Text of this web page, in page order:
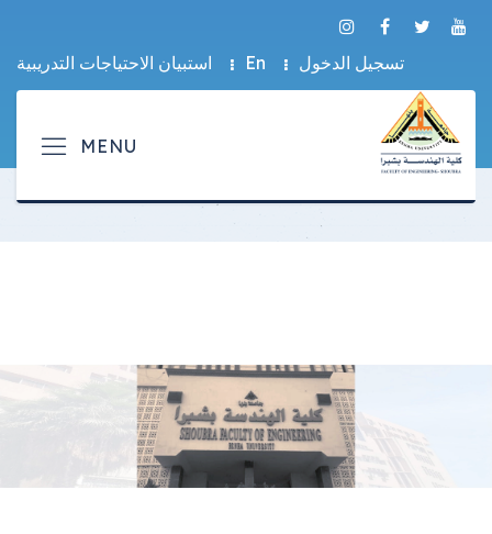
تسجيل الدخول En استبيان الاحتياجات التدريبية